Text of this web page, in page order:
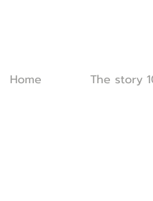
Home The story